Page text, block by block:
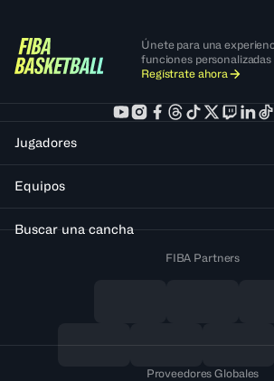
Únete para una
funciones personalizadas
Regístrate ahora
Jugadores
Equipos
Buscar una cancha
FIBA Partners
Proveedores Globales